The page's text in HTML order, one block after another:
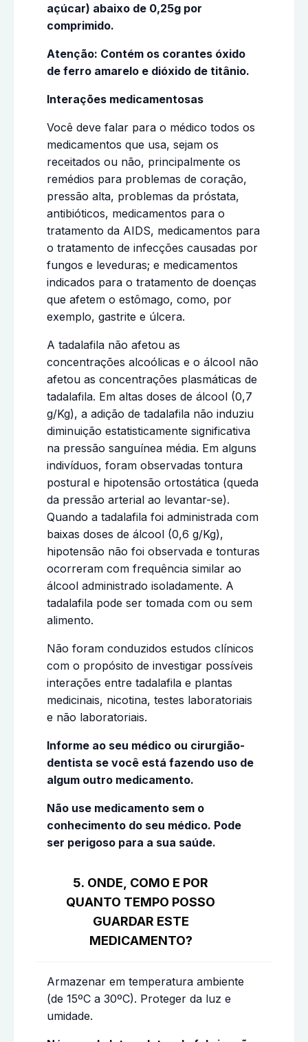
açúcar) abaixo de 0,25g por
comprimido.
Atenção: Contém os corantes óxido
de ferro amarelo e dióxido de titânio.
Interações medicamentosas
Você deve falar para o médico todos os
medicamentos que usa, sejam os
receitados ou não, principalmente os
remédios para problemas de coração,
pressão alta, problemas da próstata,
antibióticos, medicamentos para o
tratamento da AIDS, medicamentos para
o tratamento de infecções causadas por
fungos e leveduras; e medicamentos
indicados para o tratamento de doenças
que afetem o estômago, como, por
exemplo, gastrite e úlcera.
A tadalafila não afetou as
concentrações alcoólicas e o álcool não
afetou as concentrações plasmáticas de
tadalafila. Em altas doses de álcool (0,7
g/Kg), a adição de tadalafila não induziu
diminuição estatisticamente significativa
na pressão sanguínea média. Em alguns
indivíduos, foram observadas tontura
postural e hipotensão ortostática (queda
da pressão arterial ao levantar-se).
Quando a tadalafila foi administrada com
baixas doses de álcool (0,6 g/Kg),
hipotensão não foi observada e tonturas
ocorreram com frequência similar ao
álcool administrado isoladamente. A
tadalafila pode ser tomada com ou sem
alimento.
Não foram conduzidos estudos clínicos
com o propósito de investigar possíveis
interações entre tadalafila e plantas
medicinais, nicotina, testes laboratoriais
e não laboratoriais.
Informe ao seu médico ou cirurgião-
dentista se você está fazendo uso de
algum outro medicamento.
Não use medicamento sem o
conhecimento do seu médico. Pode
ser perigoso para a sua saúde.
5. ONDE, COMO E POR
QUANTO TEMPO POSSO
GUARDAR ESTE
MEDICAMENTO?
Armazenar em temperatura ambiente
(de 15ºC a 30ºC). Proteger da luz e
umidade.